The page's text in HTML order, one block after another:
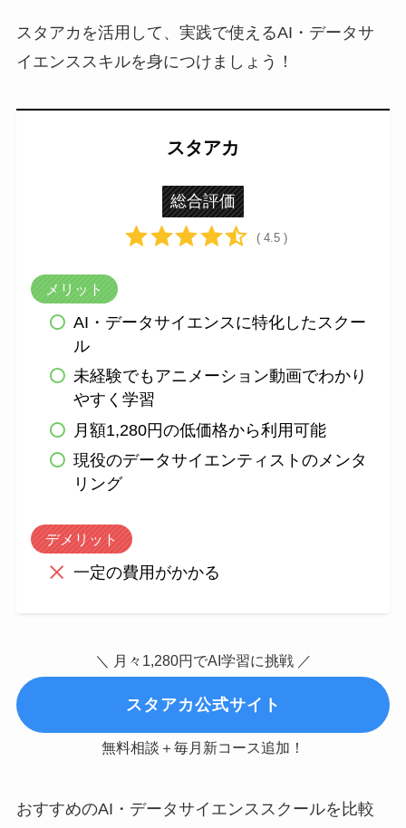
スタアカを活用して、実践で使えるAI・データサ
イエンススキルを身につけましょう！
スタアカ
総合評価
( 4.5 )
メリット
AI・データサイエンスに特化したスクー
ル
未経験でもアニメーション動画でわかり
やすく学習
月額1,280円の低価格から利用可能
現役のデータサイエンティストのメンタ
リング
デメリット
一定の費用がかかる
＼ 月々1,280円でAI学習に挑戦 ／
スタアカ公式サイト
無料相談＋毎月新コース追加！
おすすめのAI・データサイエンススクールを比較